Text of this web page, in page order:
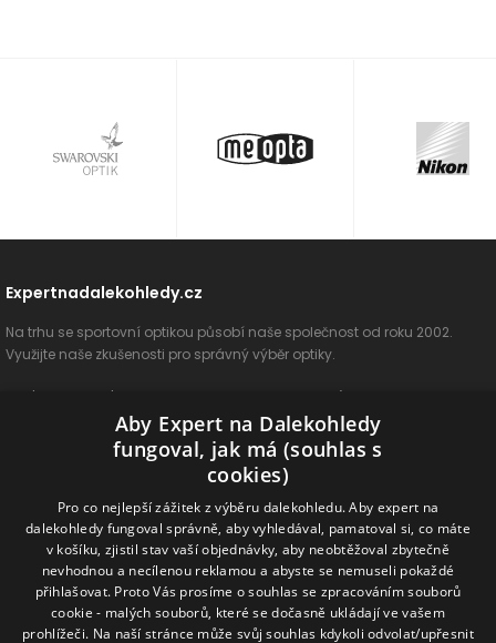
Expertnadalekohledy.cz
Na trhu se sportovní optikou působí naše společnost od roku 2002.
Využijte naše zkušenosti pro správný výběr optiky.
O nás Vše o nákupu Poradenství
Ochrana osobních údajů ODSTOUPIT OD SMLOUVY
Dalekohledy Spektivy Dálkoměry Příslušenství Naše značky
Sledujte nás na sociálních sítích
Aby Expert na Dalekohledy
fungoval, jak má (souhlas s
cookies)
Pro co nejlepší zážitek z výběru dalekohledu. Aby expert na
dalekohledy fungoval správně, aby vyhledával, pamatoval si, co máte
v košíku, zjistil stav vaší objednávky, aby neobtěžoval zbytečně
nevhodnou a necílenou reklamou a abyste se nemuseli pokaždé
přihlašovat. Proto Vás prosíme o souhlas se zpracováním souborů
cookie - malých souborů, které se dočasně ukládají ve vašem
prohlížeči. Na naší stránce může svůj souhlas kdykoli odvolat/upřesnit